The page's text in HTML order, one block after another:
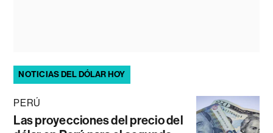
NOTICIAS DEL DÓLAR HOY
PERÚ
Las proyecciones del precio del